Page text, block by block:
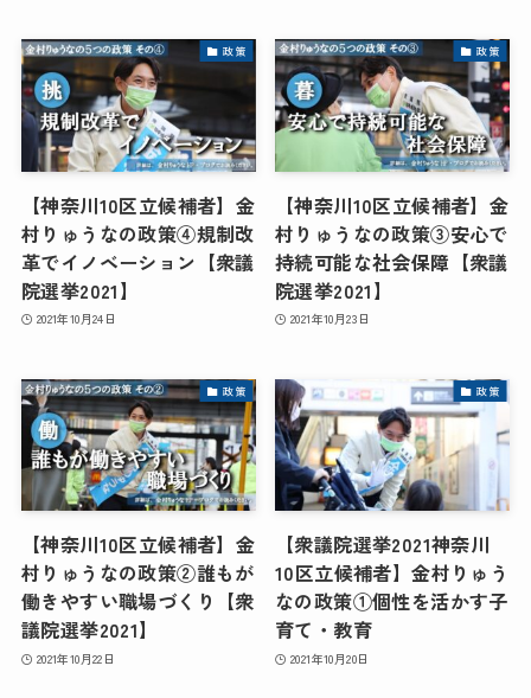
政策
【神奈川10区立候補者】金
村りゅうなの政策④規制改
革でイノベーション【衆議
院選挙2021】
2021年10月24日
政策
【神奈川10区立候補者】金
村りゅうなの政策③安心で
持続可能な社会保障【衆議
院選挙2021】
2021年10月23日
政策
【神奈川10区立候補者】金
村りゅうなの政策②誰もが
働きやすい職場づくり【衆
議院選挙2021】
2021年10月22日
政策
【衆議院選挙2021神奈川
10区立候補者】金村りゅう
なの政策①個性を活かす子
育て・教育
2021年10月20日